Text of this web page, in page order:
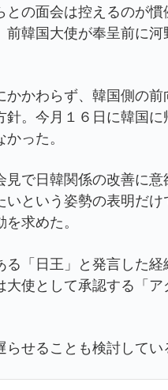
の面会は控えるのが慣
韓国大使が奉呈前に河
かわらず、韓国側の
。今月１６日に韓国に
った。
で日韓関係の改善に
という姿勢の表明だ
求めた。
「日王」と発言した
使として承認する「ア
せることも検討してい